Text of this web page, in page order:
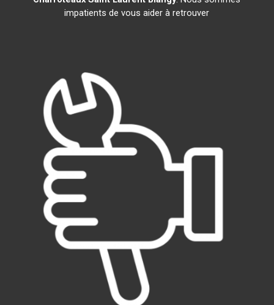
impatients de vous aider à retrouver